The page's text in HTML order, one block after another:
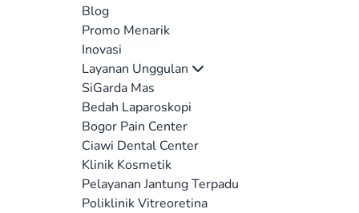
Blog
Promo Menarik
Inovasi
Layanan Unggulan
SiGarda Mas
Bedah Laparoskopi
Bogor Pain Center
Ciawi Dental Center
Klinik Kosmetik
Pelayanan Jantung Terpadu
Poliklinik Vitreoretina